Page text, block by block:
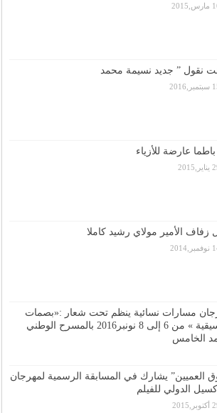
نقول ” جديد نسيمة محمد
باطما عارضة للأزياء
زفاف الأمير مولاي رشيد كاملا
مسارات نسائية ينظم تحت شعار :«بصمات
موسيقية » من 6 إلى 8 نونبر2016 بالمسرح الوطني
الخامس
العميين” يشارك في المسابقة الرسمية لمهرجان
الدولي للفيلم